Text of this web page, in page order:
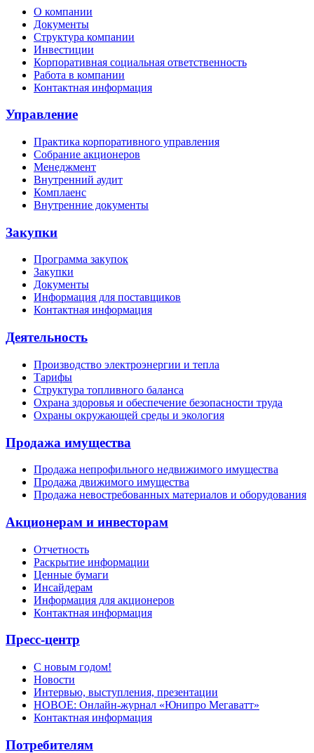
О компании
Документы
Структура компании
Инвестиции
Корпоративная социальная ответственность
Работа в компании
Контактная информация
Управление
Практика корпоративного управления
Собрание акционеров
Менеджмент
Внутренний аудит
Комплаенс
Внутренние документы
Закупки
Программа закупок
Закупки
Документы
Информация для поставщиков
Контактная информация
Деятельность
Производство электроэнергии и тепла
Тарифы
Структура топливного баланса
Охрана здоровья и обеспечение безопасности труда
Охраны окружающей среды и экология
Продажа имущества
Продажа непрофильного недвижимого имущества
Продажа движимого имущества
Продажа невостребованных материалов и оборудования
Акционерам и инвесторам
Отчетность
Раскрытие информации
Ценные бумаги
Инсайдерам
Информация для акционеров
Контактная информация
Пресс-центр
С новым годом!
Новости
Интервью, выступления, презентации
НОВОЕ: Онлайн-журнал «Юнипро Мегаватт»
Контактная информация
Потребителям